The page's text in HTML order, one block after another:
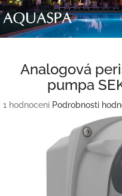
Přejít
na
obsah
Analogová
pumpa
Průměrné
1 hodnocení Podrobnosti